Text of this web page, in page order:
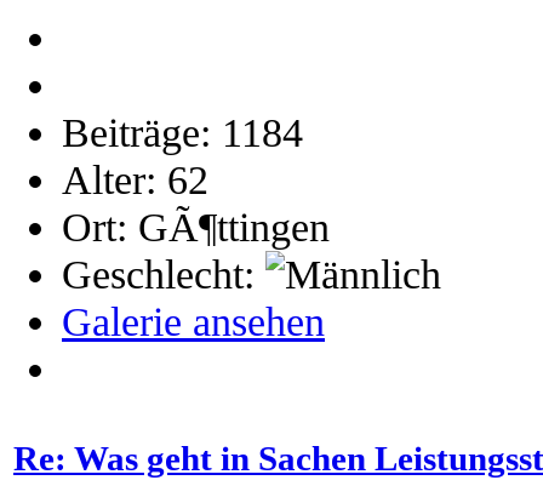
Beiträge: 1184
Alter: 62
Ort: GÃ¶ttingen
Geschlecht:
Galerie ansehen
Re: Was geht in Sachen